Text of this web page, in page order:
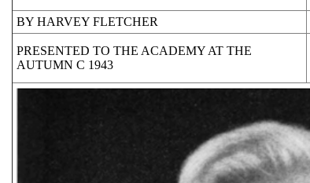
BY HARVEY FLETCHER
PRESENTED TO THE ACADEMY AT THE
AUTUMN C 1943